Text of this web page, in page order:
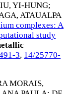
YI-HUNG;
ATAUALPA
complexes: A
study
3, 14/25770-
MORAIS,